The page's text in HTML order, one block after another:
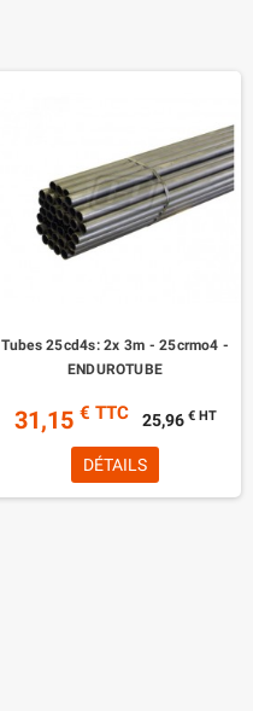
Tubes 25cd4s: 2x 3m - 25crmo4 -
ENDUROTUBE
31,15 € TTC 25,96 € HT
DÉTAILS